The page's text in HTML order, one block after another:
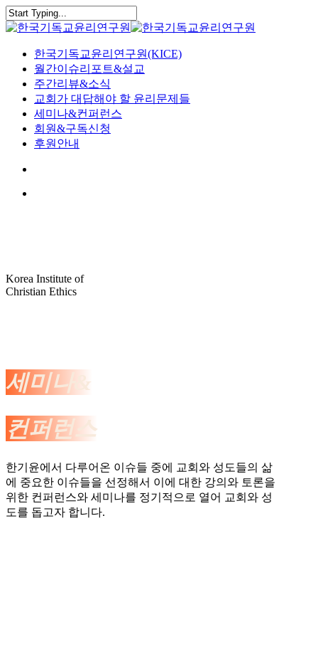
Skip
to
main
content
Close
search
Menu
한국기독교윤리연구원(KICE)
월간이슈리포트&설교
주간리뷰&소식
교회가 대답해야 할 윤리문제들
세미나&컨퍼런스
회원&구독신청
후원안내
Korea Institute of
Christian Ethics
세미나&
컨퍼런스
한기윤에서 다루어온 이슈들 중에 교회와 성도들의 삶
에 중요한 이슈들을 선정해서 이에 대한 강의와 토론을
위한 컨퍼런스와 세미나를 정기적으로 열어 교회와 성
도를 돕고자 합니다.